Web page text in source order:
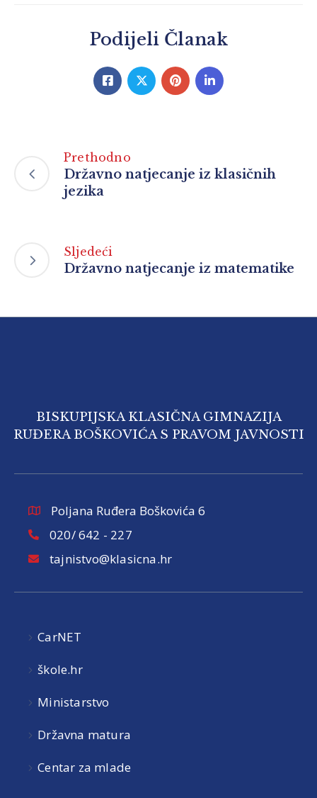
Podijeli Članak
Prethodno
Državno natjecanje iz klasičnih
jezika
Sljedeći
Državno natjecanje iz matematike
BISKUPIJSKA KLASIČNA GIMNAZIJA
RUĐERA BOŠKOVIĆA S PRAVOM JAVNOSTI
Poljana Ruđera Boškovića 6
020/ 642 - 227
tajnistvo@klasicna.hr
CarNET
škole.hr
Ministarstvo
Državna matura
Centar za mlade